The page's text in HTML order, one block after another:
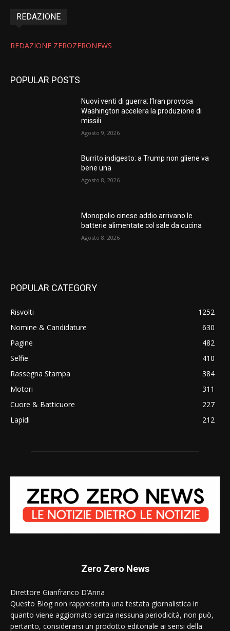
REDAZIONE
REDAZIONE ZEROZERONEWS
POPULAR POSTS
Nuovi venti di guerra: l’Iran provoca
Washington accelera la produzione di
missili
Agosto 9, 2026
Burrito indigesto: a Trump non gliene va
bene una
Agosto 8, 2026
Monopolio cinese addio arrivano le
batterie alimentate col sale da cucina
Agosto 8, 2026
POPULAR CATEGORY
Risvolti
1252
Nomine & Candidature
630
Pagine
482
Selfie
410
Rassegna Stampa
384
Motori
311
Cuore & Batticuore
227
Lapidi
212
Zero Zero News
Direttore Gianfranco D’Anna
Questo Blog non rappresenta una testata giornalistica in
quanto viene aggiornato senza nessuna periodicità, non può,
pertanto, considerarsi un prodotto editoriale ai sensi della